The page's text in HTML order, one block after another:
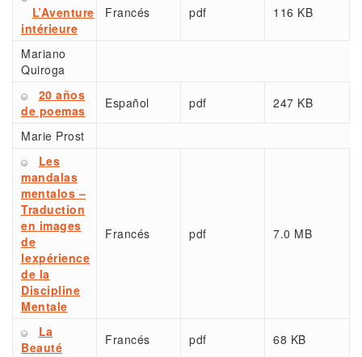
L’Aventure
intérieure
Francés pdf 116 KB
Mariano
Quiroga
20 años
de poemas
Español pdf 247 KB
Marie Prost
Les
mandalas
mentalos –
Traduction
en images
de
lexpérience
de la
Discipline
Mentale
Francés pdf 7.0 MB
La
Beauté
Francés pdf 68 KB